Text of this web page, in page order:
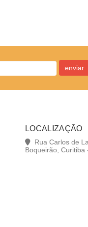
enviar
LOCALIZAÇÃO
Rua Carlos de
Boqueirão, Curitiba